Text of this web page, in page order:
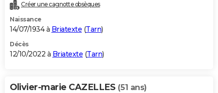
Créer une cagnotte obsèques
Naissance
14/07/1934 à Briatexte (Tarn)
Décès
12/10/2022 à Briatexte (Tarn)
Olivier-marie CAZELLES (51 ans)